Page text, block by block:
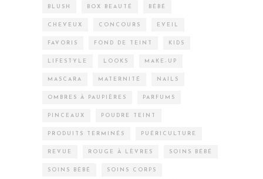
BLUSH BOX BEAUTÉ BÉBÉ
CHEVEUX CONCOURS EVEIL
FAVORIS FOND DE TEINT KIDS
LIFESTYLE LOOKS MAKE-UP
MASCARA MATERNITÉ NAILS
OMBRES À PAUPIÈRES PARFUMS
PINCEAUX POUDRE TEINT
PRODUITS TERMINÉS PUÉRICULTURE
REVUE ROUGE À LÈVRES SOINS BÉBÉ
SOINS BÉBÉ SOINS CORPS